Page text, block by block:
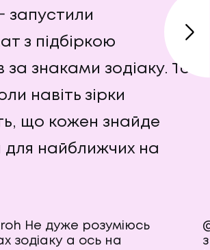
запустили
з підбіркою
за знаками зодіаку. Той
навіть зірки
що кожен знайде
для найближчих на
Не дуже розуміюсь
зодіаку а ось на